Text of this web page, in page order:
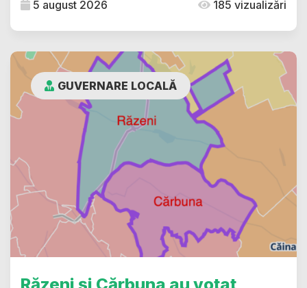
5 august 2026 185 vizualizări
GUVERNARE LOCALĂ